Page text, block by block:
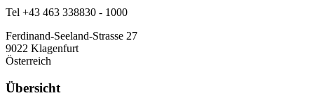
Tel +43 463 338830 - 1000
Ferdinand-Seeland-Strasse 27
9022 Klagenfurt
Österreich
Übersicht